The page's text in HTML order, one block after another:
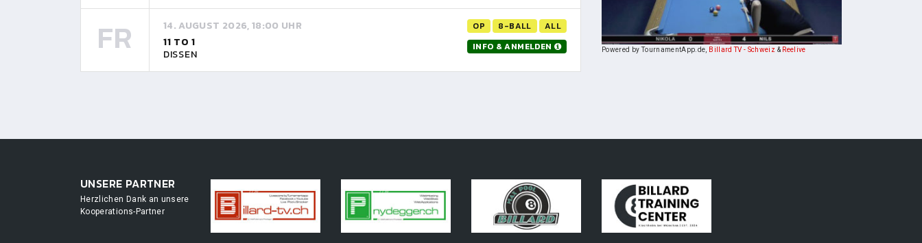
FR 14. AUGUST 2026, 18:00 UHR OP 8-BALL ALL
11 TO 1
DISSEN
INFO & ANMELDEN Powered by TournamentApp.de, Billard TV - Schweiz & Reelive
UNSERE PARTNER
Herzlichen Dank an unsere
Kooperations-Partner